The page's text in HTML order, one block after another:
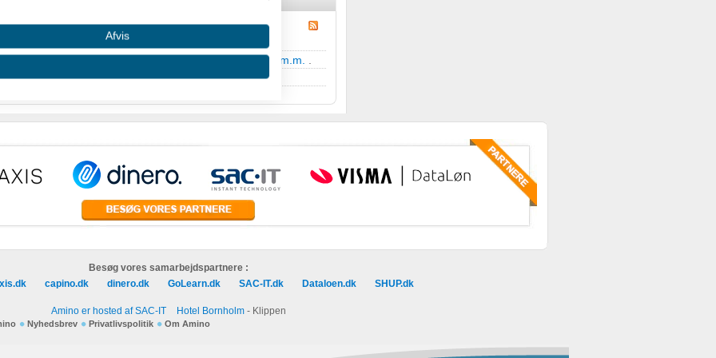
håndværkere Bogføring, regnskab, moms, skat m.m.
Debatten Amino.
Besøg vores samarbejdspartnere :
capino.dk dinero.dk GoLearn.dk SAC-IT.dk Dataloen.dk SHUP.dk
Amino er hosted af SAC-IT Hotel Bornholm - Klippen
Nyhedsbrev Privatlivspolitik Om Amino
oplysninger fra forskellige
Afvis